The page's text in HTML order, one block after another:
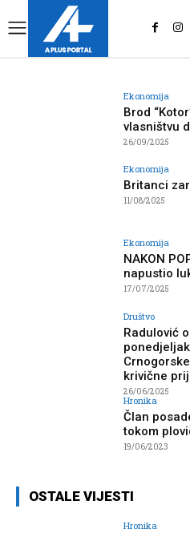
Ekonomija
Brod
vlasništvu
26/09/2025
Ekonomija
Britanci
11/08/2025
Ekonomija
NAKON
napustio
17/07/2025
Društvo
Radulović
krivične
26/06/2025
Hronika
Član
tokom
19/06/2023
OSTALE VIJESTI
Hronika